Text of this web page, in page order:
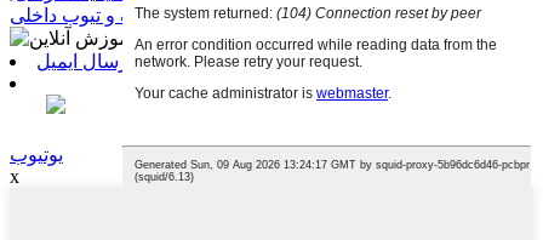
لوله داخلی کامیون,لاستیک و تیوب,لاستیک و تیوب داخلی ,
ارسال ایمیل
یوتیوب
x